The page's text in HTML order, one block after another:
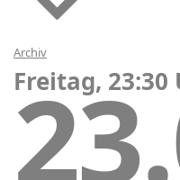
Archiv
Freitag, 23:30